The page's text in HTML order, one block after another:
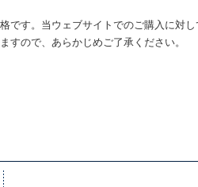
です。当ウェブサイトでのご購入に対
ので、あらかじめご了承ください。